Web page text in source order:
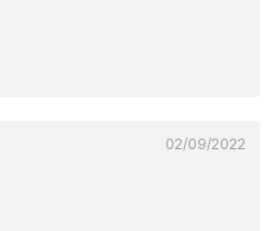
02/09/2022